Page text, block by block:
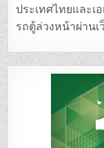
ประเทศไทยและเ
รถตู้ล่วงหน้าผ่าน